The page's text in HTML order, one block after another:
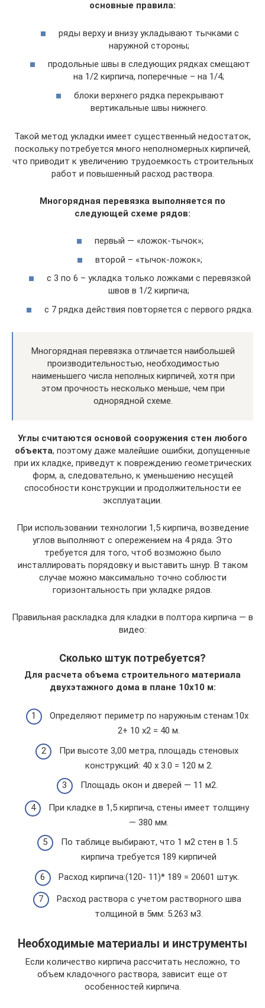
основные правила:
ряды верху и внизу укладывают тычками с
наружной стороны;
продольные швы в следующих рядках смещают
на 1/2 кирпича, поперечные – на 1/4;
блоки верхнего рядка перекрывают
вертикальные швы нижнего.
Такой метод укладки имеет существенный недостаток,
поскольку потребуется много неполномерных кирпичей,
что приводит к увеличению трудоемкость строительных
работ и повышенный расход раствора.
Многорядная перевязка выполняется по
следующей схеме рядов:
первый — «ложок-тычок»;
второй – «тычок-ложок»;
с 3 по 6 – укладка только ложками с перевязкой
швов в 1/2 кирпича;
с 7 рядка действия повторяется с первого рядка.
Многорядная перевязка отличается наибольшей
производительностью, необходимостью
наименьшего числа неполных кирпичей, хотя при
этом прочность несколько меньше, чем при
однорядной схеме.
Углы считаются основой сооружения стен любого
объекта, поэтому даже малейшие ошибки, допущенные
при их кладке, приведут к повреждению геометрических
форм, а, следовательно, к уменьшению несущей
способности конструкции и продолжительности ее
эксплуатации.
При использовании технологии 1,5 кирпича, возведение
углов выполняют с опережением на 4 ряда. Это
требуется для того, чтоб возможно было
инсталлировать порядовку и выставить шнур. В таком
случае можно максимально точно соблюсти
горизонтальность при укладке рядов.
Правильная раскладка для кладки в полтора кирпича — в
видео:
Сколько штук потребуется?
Для расчета объема строительного материала
двухэтажного дома в плане 10х10 м:
Определяют периметр по наружным стенам:10х
2+ 10 х2 = 40 м.
При высоте 3,00 метра, площадь стеновых
конструкций: 40 х 3.0 = 120 м 2.
Площадь окон и дверей — 11 м2.
При кладке в 1,5 кирпича, стены имеет толщину
— 380 мм.
По таблице выбирают, что 1 м2 стен в 1.5
кирпича требуется 189 кирпичей
Расход кирпича:(120- 11)* 189 = 20601 штук.
Расход раствора с учетом растворного шва
толщиной в 5мм: 5.263 м3.
Необходимые материалы и инструменты
Если количество кирпича рассчитать несложно, то
объем кладочного раствора, зависит еще от
особенностей кирпича.